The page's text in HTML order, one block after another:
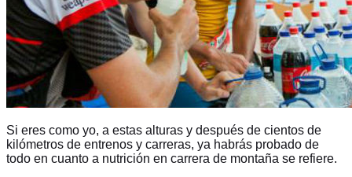
Si eres como yo, a estas alturas y después de cientos de
kilómetros de entrenos y carreras, ya habrás probado de
todo en cuanto a nutrición en carrera de montaña se refiere.